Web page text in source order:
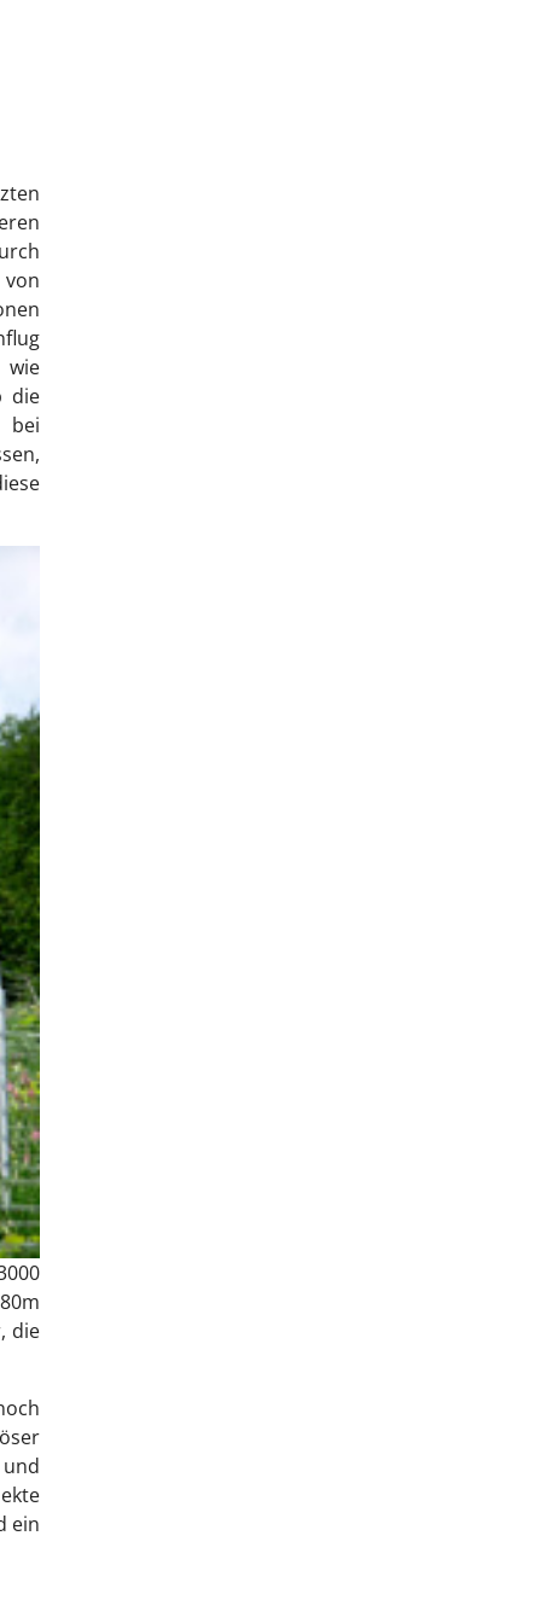
wie
die
bei
die
ein